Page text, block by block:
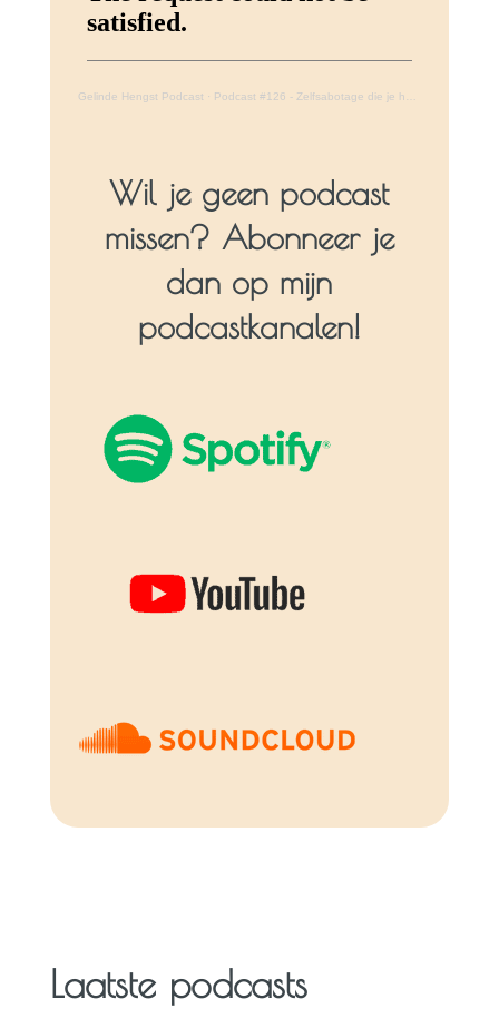
Gelinde Hengst Podcast · Podcast #126 - Zelfsabotage die je houdt op de plek waar je nu bent
Wil je geen podcast
missen? Abonneer je
dan op mijn
podcastkanalen!
Laatste podcasts